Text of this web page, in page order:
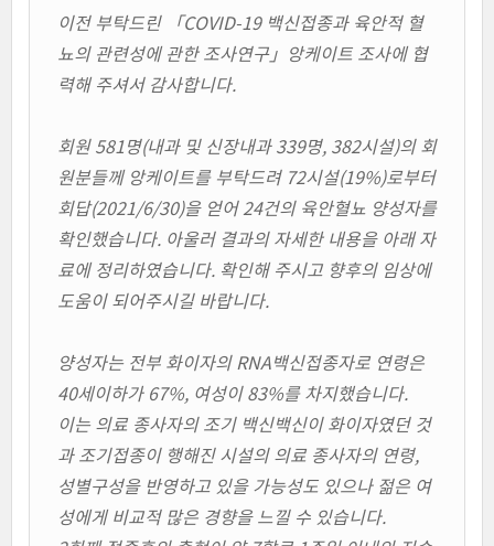
이전 부탁드린 「COVID-19 백신접종과 육안적 혈
뇨의 관련성에 관한 조사연구」앙케이트 조사에 협
력해 주셔서 감사합니다.
회원 581명(내과 및 신장내과 339명, 382시설)의 회
원분들께 앙케이트를 부탁드려 72시설(19%)로부터
회답(2021/6/30)을 얻어 24건의 육안혈뇨 양성자를
확인했습니다. 아울러 결과의 자세한 내용을 아래 자
료에 정리하였습니다. 확인해 주시고 향후의 임상에
도움이 되어주시길 바랍니다.
양성자는 전부 화이자의 RNA백신접종자로 연령은
40세이하가 67%, 여성이 83%를 차지했습니다.
이는 의료 종사자의 조기 백신백신이 화이자였던 것
과 조기접종이 행해진 시설의 의료 종사자의 연령,
성별구성을 반영하고 있을 가능성도 있으나 젊은 여
성에게 비교적 많은 경향을 느낄 수 있습니다.